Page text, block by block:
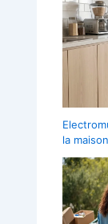
la maison